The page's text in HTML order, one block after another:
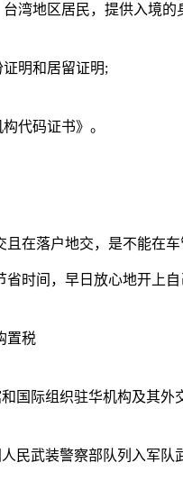
湾地区居民，提供入境的
明和居留证明;
代码证书》。
且在落户地交，是不能在
省时间，早日放心地开上
置税
国际组织驻华机构及其外
民武装警察部队列入军队